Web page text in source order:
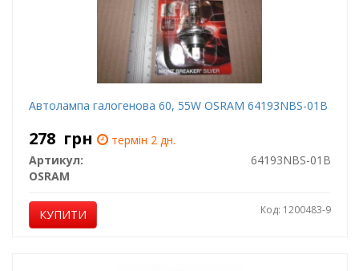
Автолампа галогенова 60, 55W OSRAM 64193NBS-01B
278 грн
термін 2 дн.
Артикул:
64193NBS-01B
OSRAM
КУПИТИ Код: 1200483-9